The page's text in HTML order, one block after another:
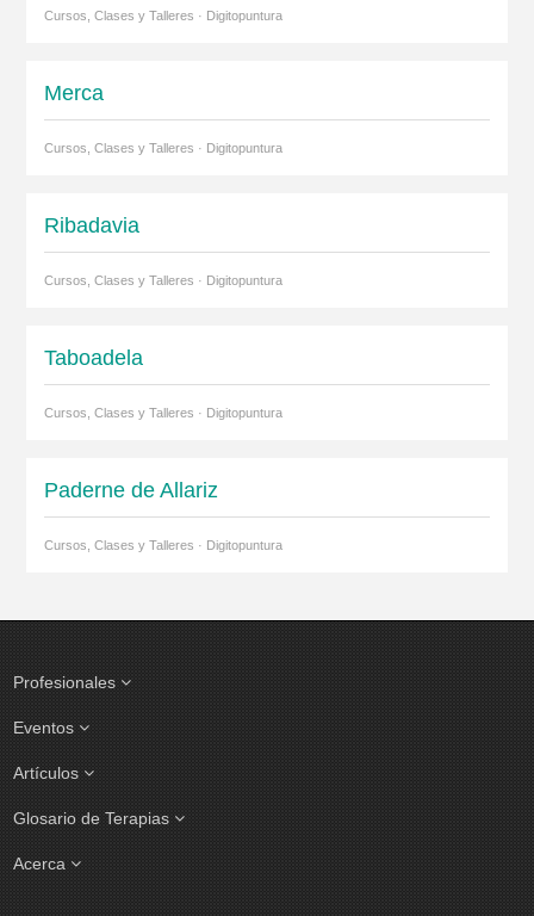
Cursos, Clases y Talleres · Digitopuntura
Merca
Cursos, Clases y Talleres · Digitopuntura
Ribadavia
Cursos, Clases y Talleres · Digitopuntura
Taboadela
Cursos, Clases y Talleres · Digitopuntura
Paderne de Allariz
Cursos, Clases y Talleres · Digitopuntura
Profesionales
Eventos
Artículos
Glosario de Terapias
Acerca